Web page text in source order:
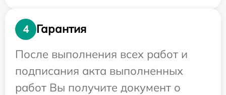
4
Гарантия
После выполнения всех работ и
подписания акта выполненных
работ Вы получите документ о